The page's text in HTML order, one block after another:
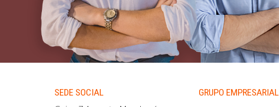
SEDE SOCIAL
GRUPO EMPRESARIAL